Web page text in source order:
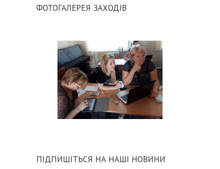
ФОТОГАЛЕРЕЯ ЗАХОДІВ
ПІДПИШІТЬСЯ НА НАШІ НОВИНИ